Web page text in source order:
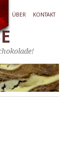
ÜBER KONTAKT